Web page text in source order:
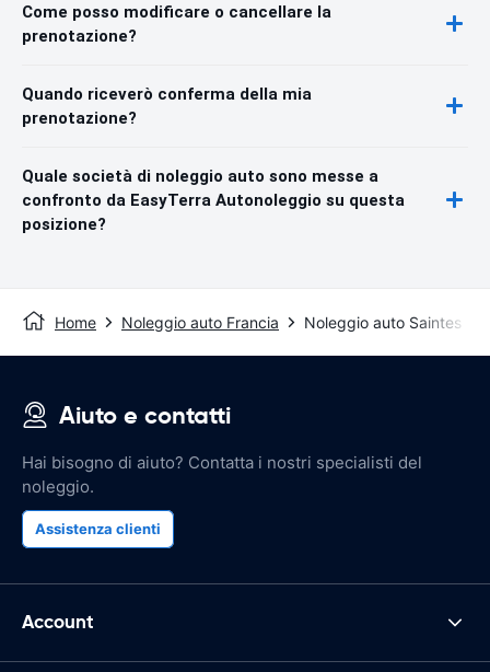
Come posso modificare o cancellare la
prenotazione?
Quando riceverò conferma della mia
prenotazione?
Quale società di noleggio auto sono messe a
confronto da EasyTerra Autonoleggio su questa
posizione?
Home Noleggio auto Francia Noleggio auto Saintes
Aiuto e contatti
Hai bisogno di aiuto? Contatta i nostri specialisti del
noleggio.
Assistenza clienti
Account